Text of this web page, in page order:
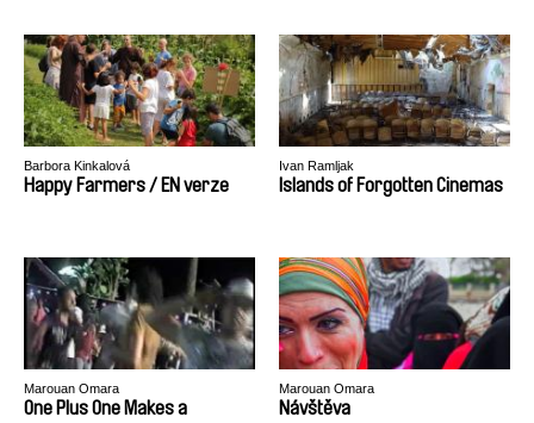
Barbora Kinkalová
Happy Farmers / EN verze
Ivan Ramljak
Islands of Forgotten Cinemas
Marouan Omara
One Plus One Makes a
Marouan Omara
Návštěva